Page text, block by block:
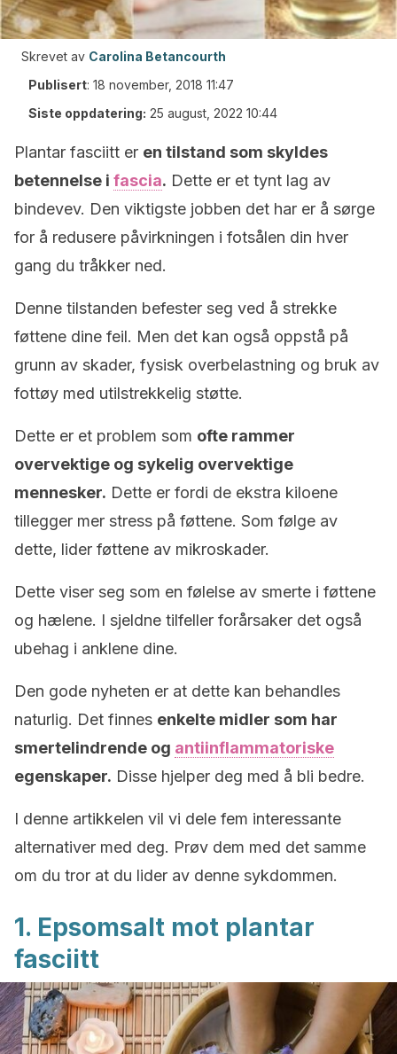
Skrevet av Carolina Betancourth
Publisert: 18 november, 2018 11:47
Siste oppdatering: 25 august, 2022 10:44
Plantar fasciitt er en tilstand som skyldes
betennelse i fascia. Dette er et tynt lag av
bindevev. Den viktigste jobben det har er å sørge
for å redusere påvirkningen i fotsålen din hver
gang du tråkker ned.
Denne tilstanden befester seg ved å strekke
føttene dine feil. Men det kan også oppstå på
grunn av skader, fysisk overbelastning og bruk av
fottøy med utilstrekkelig støtte.
Dette er et problem som ofte rammer
overvektige og sykelig overvektige
mennesker. Dette er fordi de ekstra kiloene
tillegger mer stress på føttene. Som følge av
dette, lider føttene av mikroskader.
Dette viser seg som en følelse av smerte i føttene
og hælene. I sjeldne tilfeller forårsaker det også
ubehag i anklene dine.
Den gode nyheten er at dette kan behandles
naturlig. Det finnes enkelte midler som har
smertelindrende og antiinflammatoriske
egenskaper. Disse hjelper deg med å bli bedre.
I denne artikkelen vil vi dele fem interessante
alternativer med deg. Prøv dem med det samme
om du tror at du lider av denne sykdommen.
1. Epsomsalt mot plantar
fasciitt